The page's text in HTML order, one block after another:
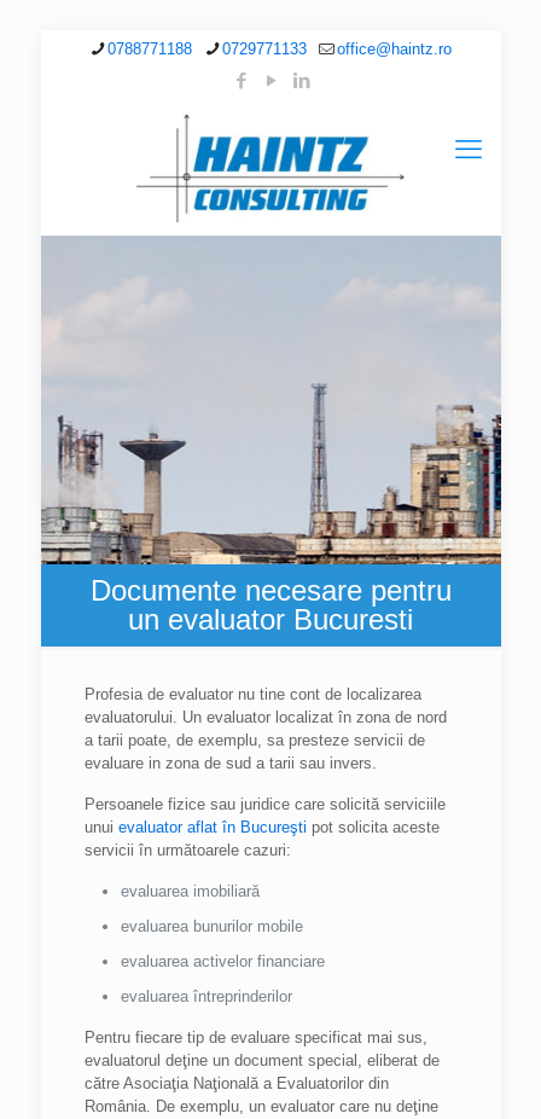
0788771188 0729771133 office@haintz.ro
Documente necesare pentru
un evaluator Bucuresti
Profesia de evaluator nu tine cont de localizarea
evaluatorului. Un evaluator localizat în zona de nord
a tarii poate, de exemplu, sa presteze servicii de
evaluare in zona de sud a tarii sau invers.
Persoanele fizice sau juridice care solicită serviciile
unui evaluator aflat în Bucureşti pot solicita aceste
servicii în următoarele cazuri:
evaluarea imobiliară
evaluarea bunurilor mobile
evaluarea activelor financiare
evaluarea întreprinderilor
Pentru fiecare tip de evaluare specificat mai sus,
evaluatorul deţine un document special, eliberat de
către Asociaţia Naţională a Evaluatorilor din
România. De exemplu, un evaluator care nu deţine